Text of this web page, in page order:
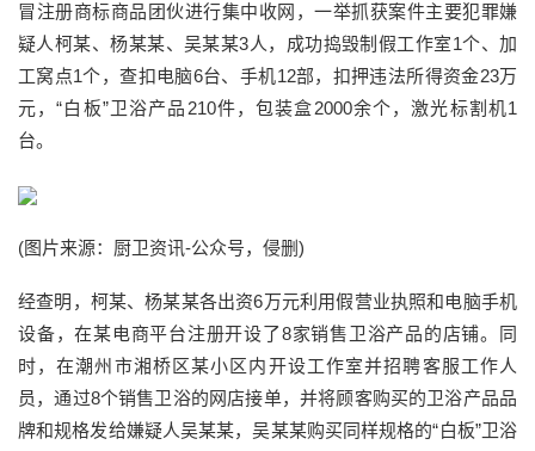
冒注册商标商品团伙进行集中收网，一举抓获案件主要犯罪嫌
疑人柯某、杨某某、吴某某3人，成功捣毁制假工作室1个、加
工窝点1个，查扣电脑6台、手机12部，扣押违法所得资金23万
元，“白板”卫浴产品210件，包装盒2000余个，激光标割机1
台。
(图片来源：厨卫资讯-公众号，侵删)
经查明，柯某、杨某某各出资6万元利用假营业执照和电脑手机
设备，在某电商平台注册开设了8家销售卫浴产品的店铺。同
时，在潮州市湘桥区某小区内开设工作室并招聘客服工作人
员，通过8个销售卫浴的网店接单，并将顾客购买的卫浴产品品
牌和规格发给嫌疑人吴某某，吴某某购买同样规格的“白板”卫浴